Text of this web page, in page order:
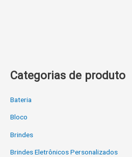
Categorias de produto
Bateria
Bloco
Brindes
Brindes Eletrônicos Personalizados